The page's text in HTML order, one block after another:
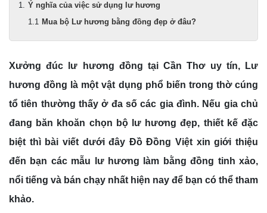
Ý nghĩa của việc sử dụng lư hương
Mua bộ Lư hương bằng đồng đẹp ở đâu?
Xưởng đúc lư hương đồng tại Cần Thơ uy tín, Lư
hương đồng là một vật dụng phổ biến trong thờ cúng
tổ tiên thường thấy ở đa số các gia đình. Nếu gia chủ
đang băn khoăn chọn bộ lư hương đẹp, thiết kế đặc
biệt thì bài viết dưới đây Đồ Đồng Việt xin giới thiệu
đến bạn các mẫu lư hương làm bằng đồng tinh xảo,
nổi tiếng và bán chạy nhất hiện nay để bạn có thể tham
khảo.